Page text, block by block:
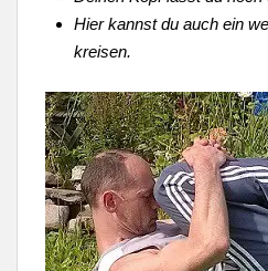
Hier kannst du auch ein
kreisen.